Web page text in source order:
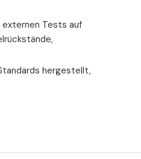
Studien
Vor zirka 20 Jahren
Forschungsarbeiten
9
externen Tests auf
hergestellt,